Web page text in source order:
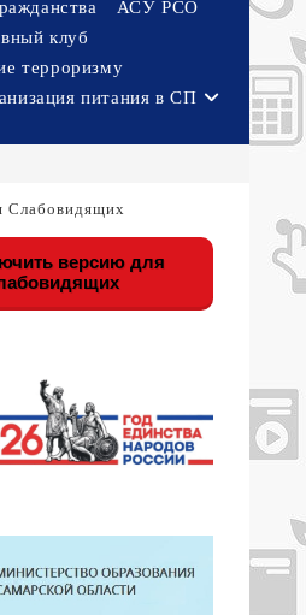
АСУ РСО
клуб
терроризму
питания в СП
Слабовидящих
версию для